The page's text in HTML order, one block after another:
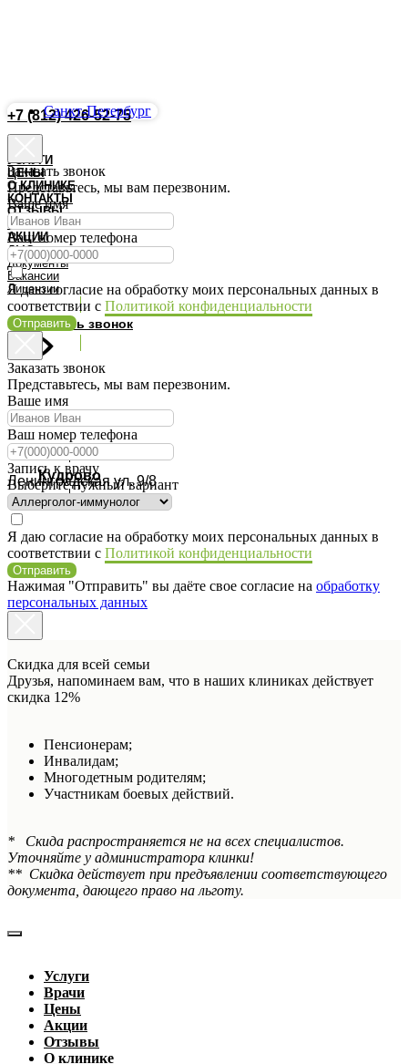
+7 (812) 426-52-75
Запись Онлайн
УСЛУГИ
ЦЕНЫ
О КЛИНИКЕ
КОНТАКТЫ
ОТЗЫВЫ
ВРАЧИ
АКЦИИ
ДМС
Документы
Вакансии
Лицензии
Заказать звонок
Кудрово
Ленинградская ул. 9/8
Санкт-Петербург
Заказать звонок
Представьтесь, мы вам перезвоним.
Ваше имя
Ваш номер телефона
Я даю согласие на обработку моих персональных данных в
соответствии с Политикой конфиденциальности
Отправить
Заказать звонок
Представьтесь, мы вам перезвоним.
Ваше имя
Ваш номер телефона
Запись к врачу
Выберите нужный вариант
Я даю согласие на обработку моих персональных данных в
соответствии с Политикой конфиденциальности
Отправить
Нажимая "Отправить" вы даёте свое согласие на обработку
персональных данных
Скидка для всей семьи
Друзья, напоминаем вам, что в наших клиниках действует
скидка 12%
Пенсионерам;
Инвалидам;
Многодетным родителям;
Участникам боевых действий.
* Скида распространяется не на всех специалистов.
Уточняйте у администратора клинки!
** Скидка действует при предъявлении соответствующего
документа, дающего право на льготу.
Услуги
Врачи
Цены
Акции
Отзывы
О клинике